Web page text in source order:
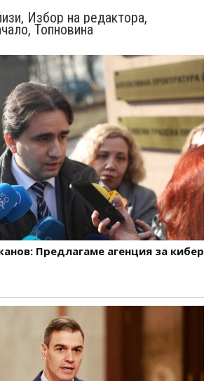
, Избор на редактора,
, Топновина
Предлагаме агенция за кибер